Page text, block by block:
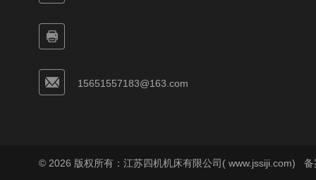
15651557183@163.com
© 2026 版权所有：江苏四机机床有限公司( www.jssiji.com) 备